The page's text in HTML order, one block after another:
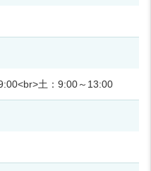
土：9:00～13:00